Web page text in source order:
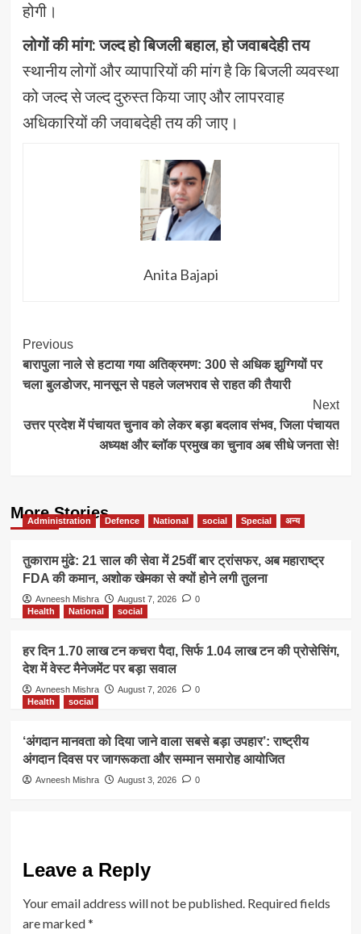
होगी।
लोगों की मांग: जल्द हो बिजली बहाल, हो जवाबदेही तय
स्थानीय लोगों और व्यापारियों की मांग है कि बिजली व्यवस्था
को जल्द से जल्द दुरुस्त किया जाए और लापरवाह
अधिकारियों की जवाबदेही तय की जाए।
Anita Bajapi
Post
Navigation
Previous
बारापुला नाले से हटाया गया अतिक्रमण: 300 से अधिक झुग्गियों पर
चला बुलडोजर, मानसून से पहले जलभराव से राहत की तैयारी
Next
उत्तर प्रदेश में पंचायत चुनाव को लेकर बड़ा बदलाव संभव, जिला पंचायत
अध्यक्ष और ब्लॉक प्रमुख का चुनाव अब सीधे जनता से!
More Stories
Administration Defence National social Special अन्य
तुकाराम मुंढे: 21 साल की सेवा में 25वीं बार ट्रांसफर, अब महाराष्ट्र
FDA की कमान, अशोक खेमका से क्यों होने लगी तुलना
Avneesh Mishra August 7, 2026
0
Health
National social
हर दिन 1.70 लाख टन कचरा पैदा, सिर्फ 1.04 लाख टन की प्रोसेसिंग,
देश में वेस्ट मैनेजमेंट पर बड़ा सवाल
Avneesh Mishra August 7, 2026
0
Health
social
‘अंगदान मानवता को दिया जाने वाला सबसे बड़ा उपहार’: राष्ट्रीय
अंगदान दिवस पर जागरूकता और सम्मान समारोह आयोजित
Avneesh Mishra August 3, 2026 0
Leave a Reply
Your email address will not be published. Required fields
are marked*